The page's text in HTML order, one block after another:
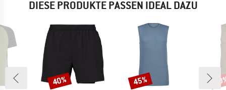
DIESE PRODUKTE PASSEN IDEAL DAZU
Rabatt
40% Rabatt
45%